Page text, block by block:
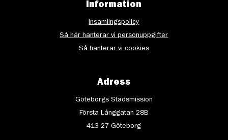
Information
Insamlingspolicy
Så här hanterar vi personuppgifter
Så hanterar vi cookies
Adress
Göteborgs Stadsmission
Första Långgatan 28B
413 27 Göteborg